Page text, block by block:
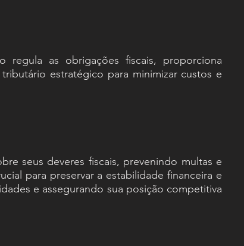
regula as obrigações fiscais, proporciona
estratégico para minimizar custos e
seus deveres fiscais, prevenindo multas e
para preservar a estabilidade financeira e
e assegurando sua posição competitiva